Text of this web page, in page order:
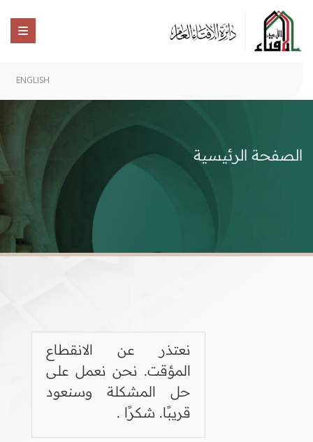
ENGLISH
الصفحة الرئيسية
نعتذر عن الانقطاع
المؤقت. نحن نعمل على
حل المشكلة وسنعود
قريبًا. شكرًا .